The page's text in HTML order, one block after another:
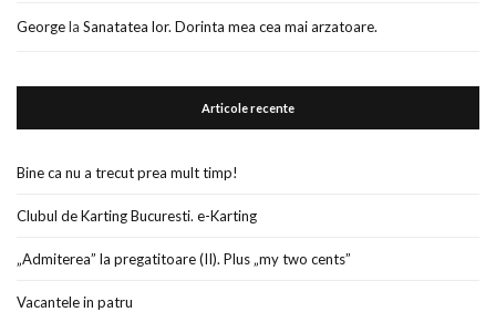
Georgela Sanatatea lor. Dorinta mea cea mai arzatoare.
Articole recente
Bine ca nu a trecut prea mult timp!
Clubul de Karting Bucuresti. e-Karting
„Admiterea” la pregatitoare (II). Plus „my two cents”
Vacantele in patru